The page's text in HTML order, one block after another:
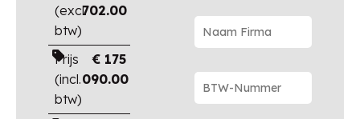
(excl.
btw)
702.00
Prijs
(incl.
btw)
€ 175
090.00